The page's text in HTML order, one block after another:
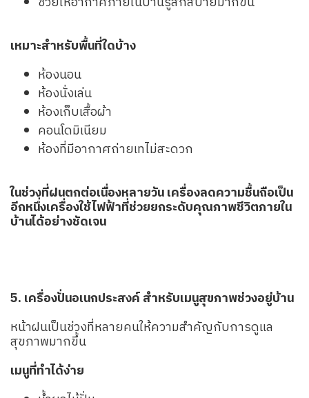
เหมาะสำหรับพื้นที่ใดบ้าง
ห้องนอน
ห้องนั่งเล่น
ห้องเก็บเสื้อผ้า
คอนโดมิเนียม
ห้องที่มีอากาศถ่ายเทไม่สะดวก
ในช่วงที่ฝนตกต่อเนื่องหลายวัน เครื่องลดความชื้นถือเป็น
อีกหนึ่งเครื่องใช้ไฟฟ้าที่ช่วยยกระดับคุณภาพชีวิตภายใน
บ้านได้อย่างชัดเจน
5. เครื่องปั่นอเนกประสงค์ สำหรับเมนูสุขภาพช่วงอยู่บ้าน
หน้าฝนเป็นช่วงที่หลายคนให้ความสำคัญกับการดูแล
สุขภาพมากขึ้น
เมนูที่ทำได้ง่าย